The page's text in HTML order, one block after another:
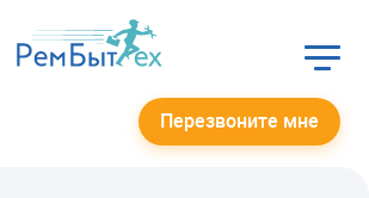
Перезвоните мне